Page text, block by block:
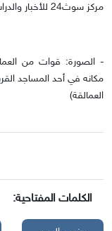
مركز سوث24 للأخبار والدراسات
- الصورة: ‏قوات من
العمالقة)
الكلمات المفتاحية: